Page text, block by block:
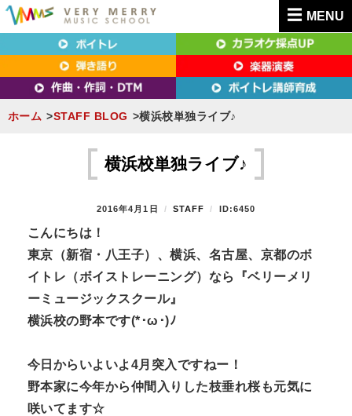
MENU
東京（新宿・八王子）・横浜・名古屋・京都で
「本気」になれるボイトレ教室｜VERY MERRY
MUSIC SCHOOL（ベリーメリー）
東京（新宿・八王子）・横浜・名古屋・京都で「本気」になれるボイトレ教室｜
VERY MERRY MUSIC SCHOOL（ベリーメリー）
ホーム STAFF BLOG 横浜校単独ライブ♪
横浜校単独ライブ♪
P
S
T
D
O
N
2016年4月1日
B
STAFF ID:6450
こんにちは！
東京（新宿・八王子）、横浜、名古屋、京都のボ
イトレ（ボイストレーニング）なら『ベリーメリ
ーミュージックスクール』
横浜校の野本です(*･ω･)ﾉ
今日からいよいよ4月突入ですねー！
野本家に今年から仲間入りした枝垂れ桜も元気に
咲いてます☆